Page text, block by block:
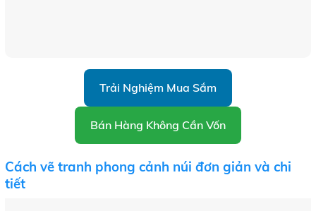
Trải Nghiệm Mua Sắm
Bán Hàng Không Cần Vốn
Cách vẽ tranh phong cảnh núi đơn giản và chi
tiết